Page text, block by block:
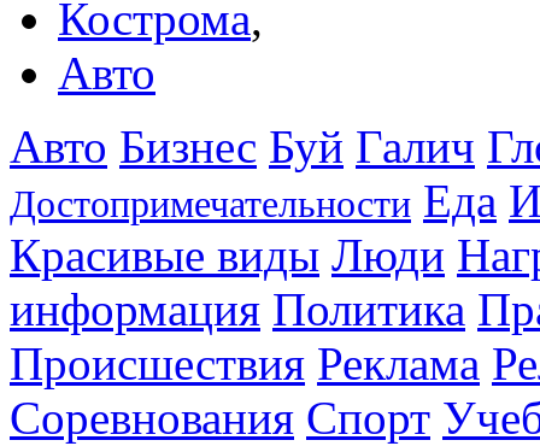
Кострома,
Авто
Авто Бизнес Буй Галич
Достопримечательности Еда
Красивые виды Люди
информация Политика
Происшествия Реклама
Соревнования Спорт